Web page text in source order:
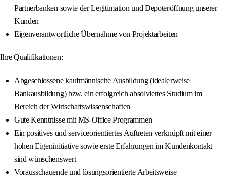
Partnerbanken sowie der Legitimation und Depoteröffnung unserer
Kunden
Eigenverantwortliche Übernahme von Projektarbeiten
Ihre Qualifikationen:
Abgeschlossene kaufmännische Ausbildung (idealerweise
Bankausbildung) bzw. ein erfolgreich absolviertes Studium im
Bereich der Wirtschaftswissenschaften
Gute Kenntnisse mit MS-Office Programmen
Ein positives und serviceorientiertes Auftreten verknüpft mit einer
hohen Eigeninitiative sowie erste Erfahrungen im Kundenkontakt
sind wünschenswert
Vorausschauende und lösungsorientierte Arbeitsweise